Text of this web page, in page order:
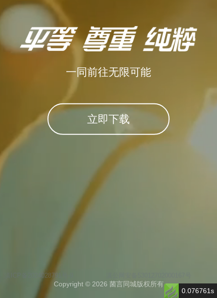
一同前往无限可能
立即下载
滇ICP备2024028791号-9
Copyright © 2026 菌言同城版权所有
0.076761s